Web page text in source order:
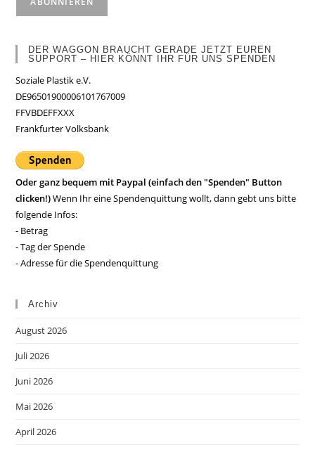
DER WAGGON BRAUCHT GERADE JETZT EUREN
SUPPORT – HIER KÖNNT IHR FÜR UNS SPENDEN
Soziale Plastik e.V.
DE96501900006101767009
FFVBDEFFXXX
Frankfurter Volksbank
Oder ganz bequem mit Paypal (einfach den "Spenden" Button
clicken!)Wenn Ihr eine Spendenquittung wollt, dann gebt uns bitte
folgende Infos:
- Betrag
- Tag der Spende
- Adresse für die Spendenquittung
Archiv
August 2026
Juli 2026
Juni 2026
Mai 2026
April 2026